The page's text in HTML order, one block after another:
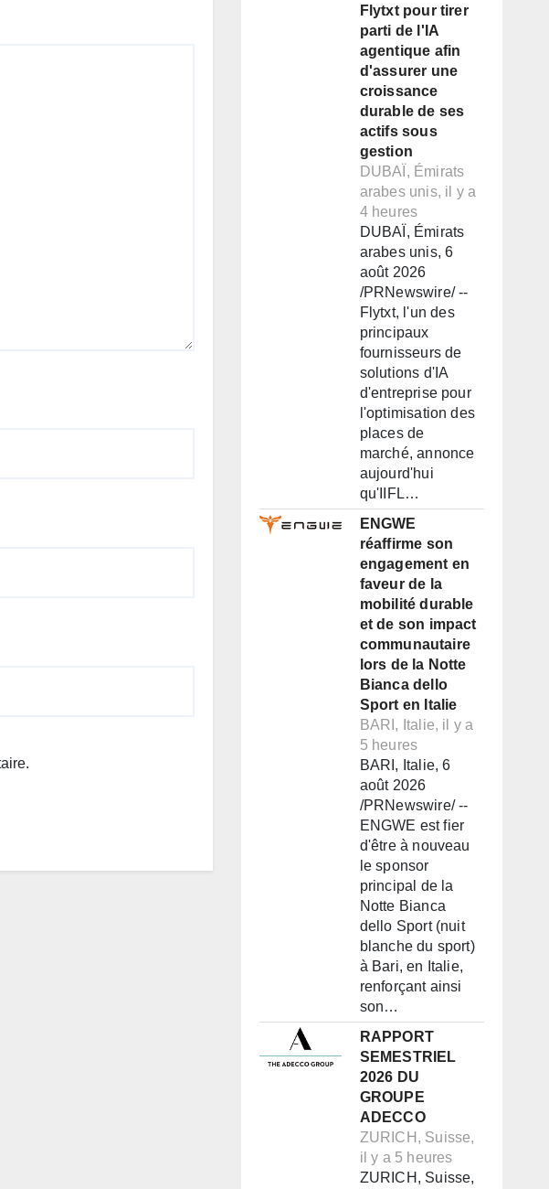
Flytxt pour tirer
parti de l'IA
agentique afin
d'assurer une
croissance
durable de ses
actifs sous
gestion
DUBAÏ, Émirats
arabes unis, il y a
4 heures
DUBAÏ, Émirats
arabes unis, 6
août 2026
/PRNewswire/ --
Flytxt, l'un des
principaux
fournisseurs de
solutions d'IA
d'entreprise pour
l'optimisation des
places de
marché, annonce
aujourd'hui
qu'IIFL…
ENGWE
réaffirme son
engagement en
faveur de la
mobilité durable
et de son impact
communautaire
lors de la Notte
Bianca dello
Sport en Italie
BARI, Italie, il y a
5 heures
BARI, Italie, 6
août 2026
/PRNewswire/ --
ENGWE est fier
d'être à nouveau
le sponsor
principal de la
Notte Bianca
dello Sport (nuit
blanche du sport)
à Bari, en Italie,
renforçant ainsi
son…
RAPPORT
SEMESTRIEL
2026 DU
GROUPE
ADECCO
ZURICH, Suisse,
il y a 5 heures
ZURICH, Suisse,